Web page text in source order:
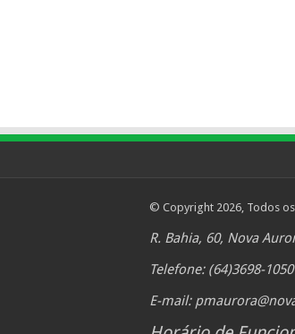
© Copyright 2026, Todos
R. Bahia, 60, Nova
Telefone: (64)3698-1050
E-mail: